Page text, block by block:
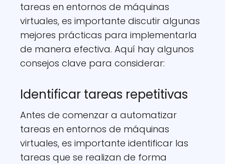
tareas en entornos de máquinas
virtuales, es importante discutir algunas
mejores prácticas para implementarla
de manera efectiva. Aquí hay algunos
consejos clave para considerar:
Identificar tareas repetitivas
Antes de comenzar a automatizar
tareas en entornos de máquinas
virtuales, es importante identificar las
tareas que se realizan de forma